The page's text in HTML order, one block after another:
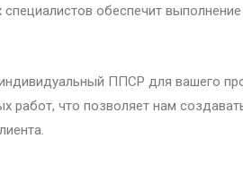
обеспечит выполнение
ППСР для вашего
работ, что позволяет нам